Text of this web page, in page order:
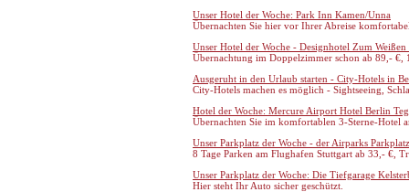
Unser Hotel der Woche: Park Inn Kamen/Unna
Übernachten Sie hier vor Ihrer Abreise
Unser Hotel der Woche - Designhotel Zum Weißen
Übernachtung im Doppelzimmer schon ab 89,- €,
Ausgeruht in den Urlaub starten - City-Hotels in
City-Hotels machen es möglich - Sightseeing,
Hotel der Woche: Mercure Airport Hotel Berlin
Übernachten Sie im komfortablen 3-Sterne-Hotel
Unser Parkplatz der Woche - der Airparks
8 Tage Parken am Flughafen Stuttgart ab 33,- €,
Unser Parkplatz der Woche: Die Tiefgarage
Hier steht Ihr Auto sicher geschützt.